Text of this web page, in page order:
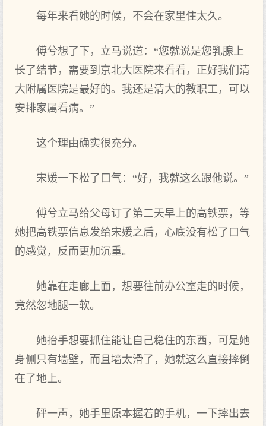
每年来看她的时候，不会在家里住太久。
傅兮想了下，立马说道：“您就说是您乳腺上
长了结节，需要到京北大医院来看看，正好我们清
大附属医院是最好的。我还是清大的教职工，可以
安排家属看病。”
这个理由确实很充分。
宋媛一下松了口气：“好，我就这么跟他说。”
傅兮立马给父母订了第二天早上的高铁票，等
她把高铁票信息发给宋媛之后，心底没有松了口气
的感觉，反而更加沉重。
她靠在走廊上面，想要往前办公室走的时候，
竟然忽地腿一软。
她抬手想要抓住能让自己稳住的东西，可是她
身侧只有墙壁，而且墙太滑了，她就这么直接摔倒
在了地上。
砰一声，她手里原本握着的手机，一下摔出去